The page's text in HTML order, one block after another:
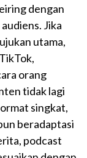
dengan
Jika
utama,
orang
tidak lagi
singkat,
beradaptasi
podcast